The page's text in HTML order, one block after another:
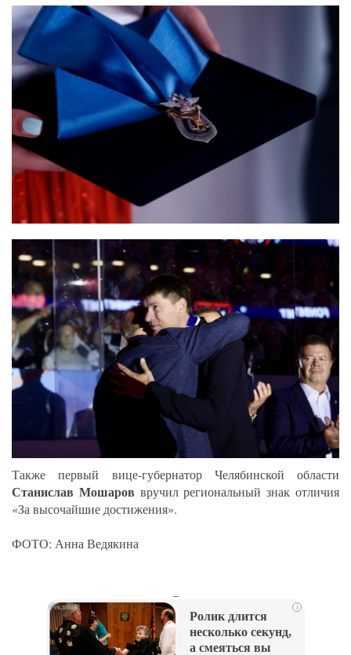
Также первый вице-губернатор Челябинской области
Станислав Мошаров вручил региональный знак отличия
«За высочайшие достижения».
ФОТО: Анна Ведякина
i
Ролик длится
несколько секунд,
а смеяться вы